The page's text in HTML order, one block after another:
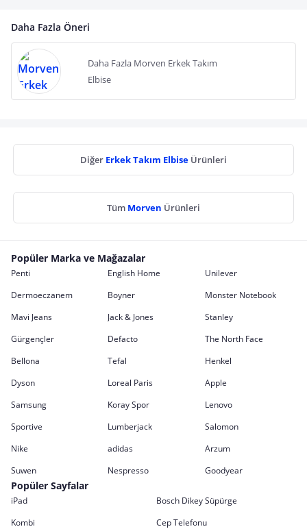
Daha Fazla Öneri
Daha Fazla Morven Erkek Takım
Elbise
Diğer Erkek Takım Elbise Ürünleri
Tüm Morven Ürünleri
Popüler Marka ve Mağazalar
Penti English Home
Unilever
Dermoeczanem
Boyner
Monster Notebook
Mavi Jeans
Jack & Jones
Stanley
Gürgençler
Defacto
The North Face
Bellona
Tefal
Henkel
Dyson
Loreal Paris
Apple
Samsung
Koray Spor
Lenovo
Sportive
Lumberjack
Salomon
Nike
adidas
Arzum
Suwen
Nespresso Goodyear
Popüler Sayfalar
iPad
Bosch Dikey Süpürge
Kombi
Cep Telefonu